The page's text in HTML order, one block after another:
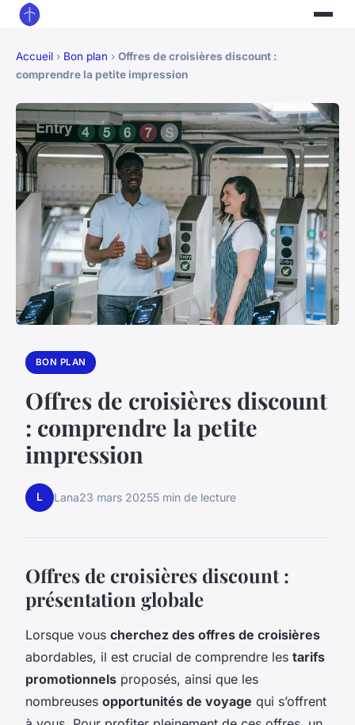
Accueil › Bon plan › Offres de croisières discount :
comprendre la petite impression
BON PLAN
Offres de croisières discount
: comprendre la petite
impression
L Lana23 mars 20255 min de lecture
Offres de croisières discount :
présentation globale
Lorsque vous cherchez des offres de croisières
abordables, il est crucial de comprendre les tarifs
promotionnels proposés, ainsi que les
nombreuses opportunités de voyage qui s’offrent